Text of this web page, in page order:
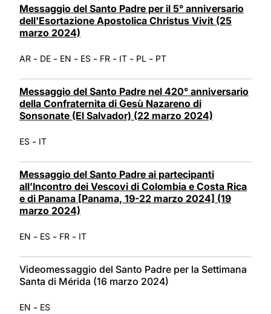
Messaggio del Santo Padre per il 5° anniversario
dell'Esortazione Apostolica Christus Vivit (25
marzo 2024)
AR - DE - EN - ES - FR - IT - PL - PT
Messaggio del Santo Padre nel 420° anniversario
della Confraternita di Gesù Nazareno di
Sonsonate (El Salvador) (22 marzo 2024)
ES - IT
Messaggio del Santo Padre ai partecipanti
all’Incontro dei Vescovi di Colombia e Costa Rica
e di Panama [Panama, 19-22 marzo 2024] (19
marzo 2024)
EN - ES - FR - IT
Videomessaggio del Santo Padre per la Settimana
Santa di Mérida (16 marzo 2024)
EN - ES